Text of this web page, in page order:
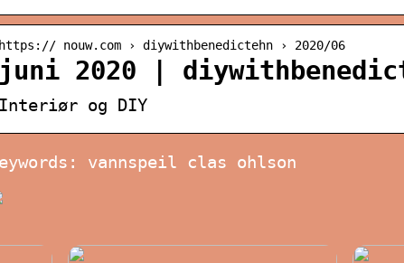
nouw.com › diywithbenedictehn › 2020/06
2020 |
og DIY
vannspeil clas ohlson